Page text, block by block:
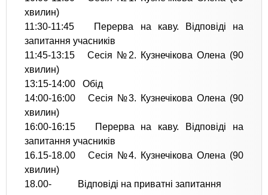
хвилин)
11:30-11:45 Перерва на каву. Відповіді на
запитання учасників
11:45-13:15 Сесія №2. Кузнечікова Олена (90
хвилин)
13:15-14:00 Обід
14:00-16:00 Сесія №3. Кузнечікова Олена (90
хвилин)
16:00-16:15 Перерва на каву. Відповіді на
запитання учасників
16.15-18.00 Сесія №4. Кузнечікова Олена (90
хвилин)
18.00- Відповіді на приватні запитання